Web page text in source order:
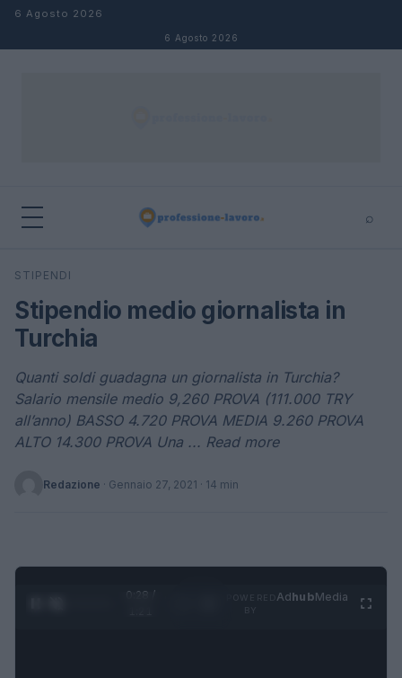
Salta al contenuto
6 Agosto 2026
6 Agosto 2026
⌕
Cerca
STIPENDI
Stipendio medio giornalista in
Turchia
Quanti soldi guadagna un giornalista in Turchia?
Salario mensile medio 9,260 PROVA (111.000 TRY
all’anno) BASSO 4.720 PROVA MEDIA 9.260 PROVA
ALTO 14.300 PROVA Una ... Read more
Redazione · Gennaio 27, 2021 · 14 min
0:29 /
AdhubMedia